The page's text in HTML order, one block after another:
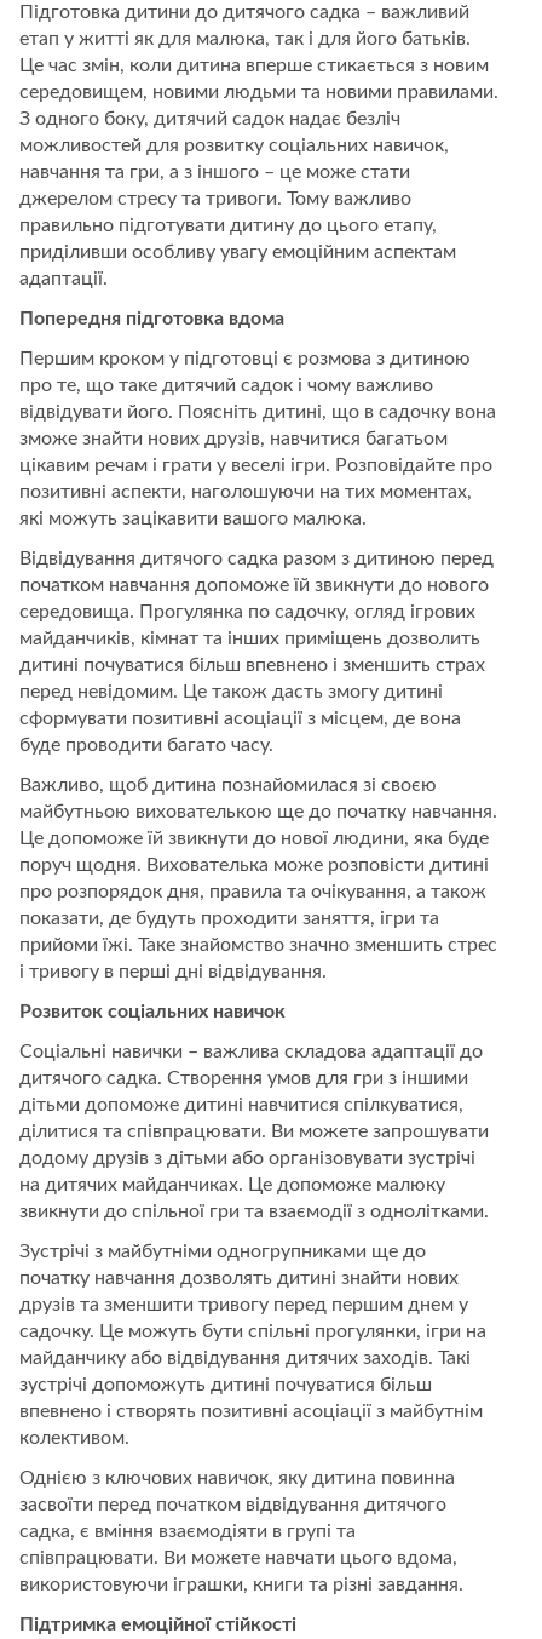
Підготовка дитини до дитячого садка – важливий
етап у житті як для малюка, так і для його батьків.
Це час змін, коли дитина вперше стикається з новим
середовищем, новими людьми та новими правилами.
З одного боку, дитячий садок надає безліч
можливостей для розвитку соціальних навичок,
навчання та гри, а з іншого – це може стати
джерелом стресу та тривоги. Тому важливо
правильно підготувати дитину до цього етапу,
приділивши особливу увагу емоційним аспектам
адаптації.
Попередня підготовка вдома
Першим кроком у підготовці є розмова з дитиною
про те, що таке дитячий садок і чому важливо
відвідувати його. Поясніть дитині, що в садочку вона
зможе знайти нових друзів, навчитися багатьом
цікавим речам і грати у веселі ігри. Розповідайте про
позитивні аспекти, наголошуючи на тих моментах,
які можуть зацікавити вашого малюка.
Відвідування дитячого садка разом з дитиною перед
початком навчання допоможе їй звикнути до нового
середовища. Прогулянка по садочку, огляд ігрових
майданчиків, кімнат та інших приміщень дозволить
дитині почуватися більш впевнено і зменшить страх
перед невідомим. Це також дасть змогу дитині
сформувати позитивні асоціації з місцем, де вона
буде проводити багато часу.
Важливо, щоб дитина познайомилася зі своєю
майбутньою вихователькою ще до початку навчання.
Це допоможе їй звикнути до нової людини, яка буде
поруч щодня. Вихователька може розповісти дитині
про розпорядок дня, правила та очікування, а також
показати, де будуть проходити заняття, ігри та
прийоми їжі. Таке знайомство значно зменшить стрес
і тривогу в перші дні відвідування.
Розвиток соціальних навичок
Соціальні навички – важлива складова адаптації до
дитячого садка. Створення умов для гри з іншими
дітьми допоможе дитині навчитися спілкуватися,
ділитися та співпрацювати. Ви можете запрошувати
додому друзів з дітьми або організовувати зустрічі
на дитячих майданчиках. Це допоможе малюку
звикнути до спільної гри та взаємодії з однолітками.
Зустрічі з майбутніми одногрупниками ще до
початку навчання дозволять дитині знайти нових
друзів та зменшити тривогу перед першим днем у
садочку. Це можуть бути спільні прогулянки, ігри на
майданчику або відвідування дитячих заходів. Такі
зустрічі допоможуть дитині почуватися більш
впевнено і створять позитивні асоціації з майбутнім
колективом.
Однією з ключових навичок, яку дитина повинна
засвоїти перед початком відвідування дитячого
садка, є вміння взаємодіяти в групі та
співпрацювати. Ви можете навчати цього вдома,
використовуючи іграшки, книги та різні завдання.
Підтримка емоційної стійкості